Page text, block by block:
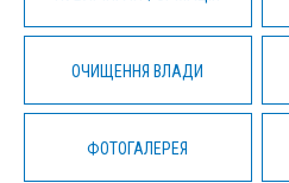
ОЧИЩЕННЯ ВЛАДИ
ФОТОГАЛЕРЕЯ